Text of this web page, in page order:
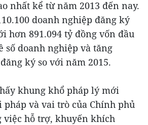
nhất kể từ năm 2013 đến nay.
doanh nghiệp đăng ký
hơn 891.094 tỷ đồng vốn đầu
số doanh nghiệp và tăng
ký so với năm 2015.
khung khổ pháp lý mới
pháp và vai trò của Chính phủ
việc hỗ trợ, khuyến khích